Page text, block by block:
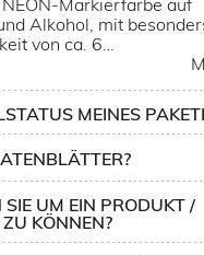
Alkohol, mit
von ca. 6…
MEINES
UM EIN PRODUKT /
KÖNNEN?